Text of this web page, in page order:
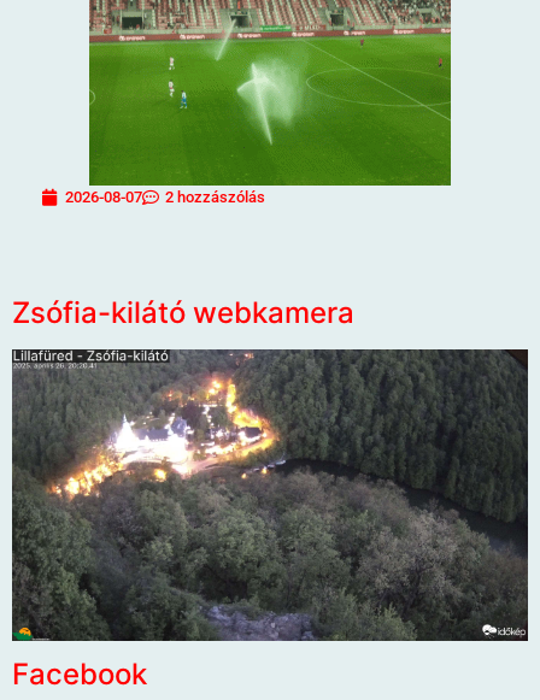
2026-08-07 2 hozzászólás
Zsófia-kilátó webkamera
Facebook